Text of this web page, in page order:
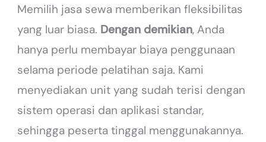
Memilih jasa sewa memberikan fleksibilitas
yang luar biasa. Dengan demikian, Anda
hanya perlu membayar biaya penggunaan
selama periode pelatihan saja. Kami
menyediakan unit yang sudah terisi dengan
sistem operasi dan aplikasi standar,
sehingga peserta tinggal menggunakannya.